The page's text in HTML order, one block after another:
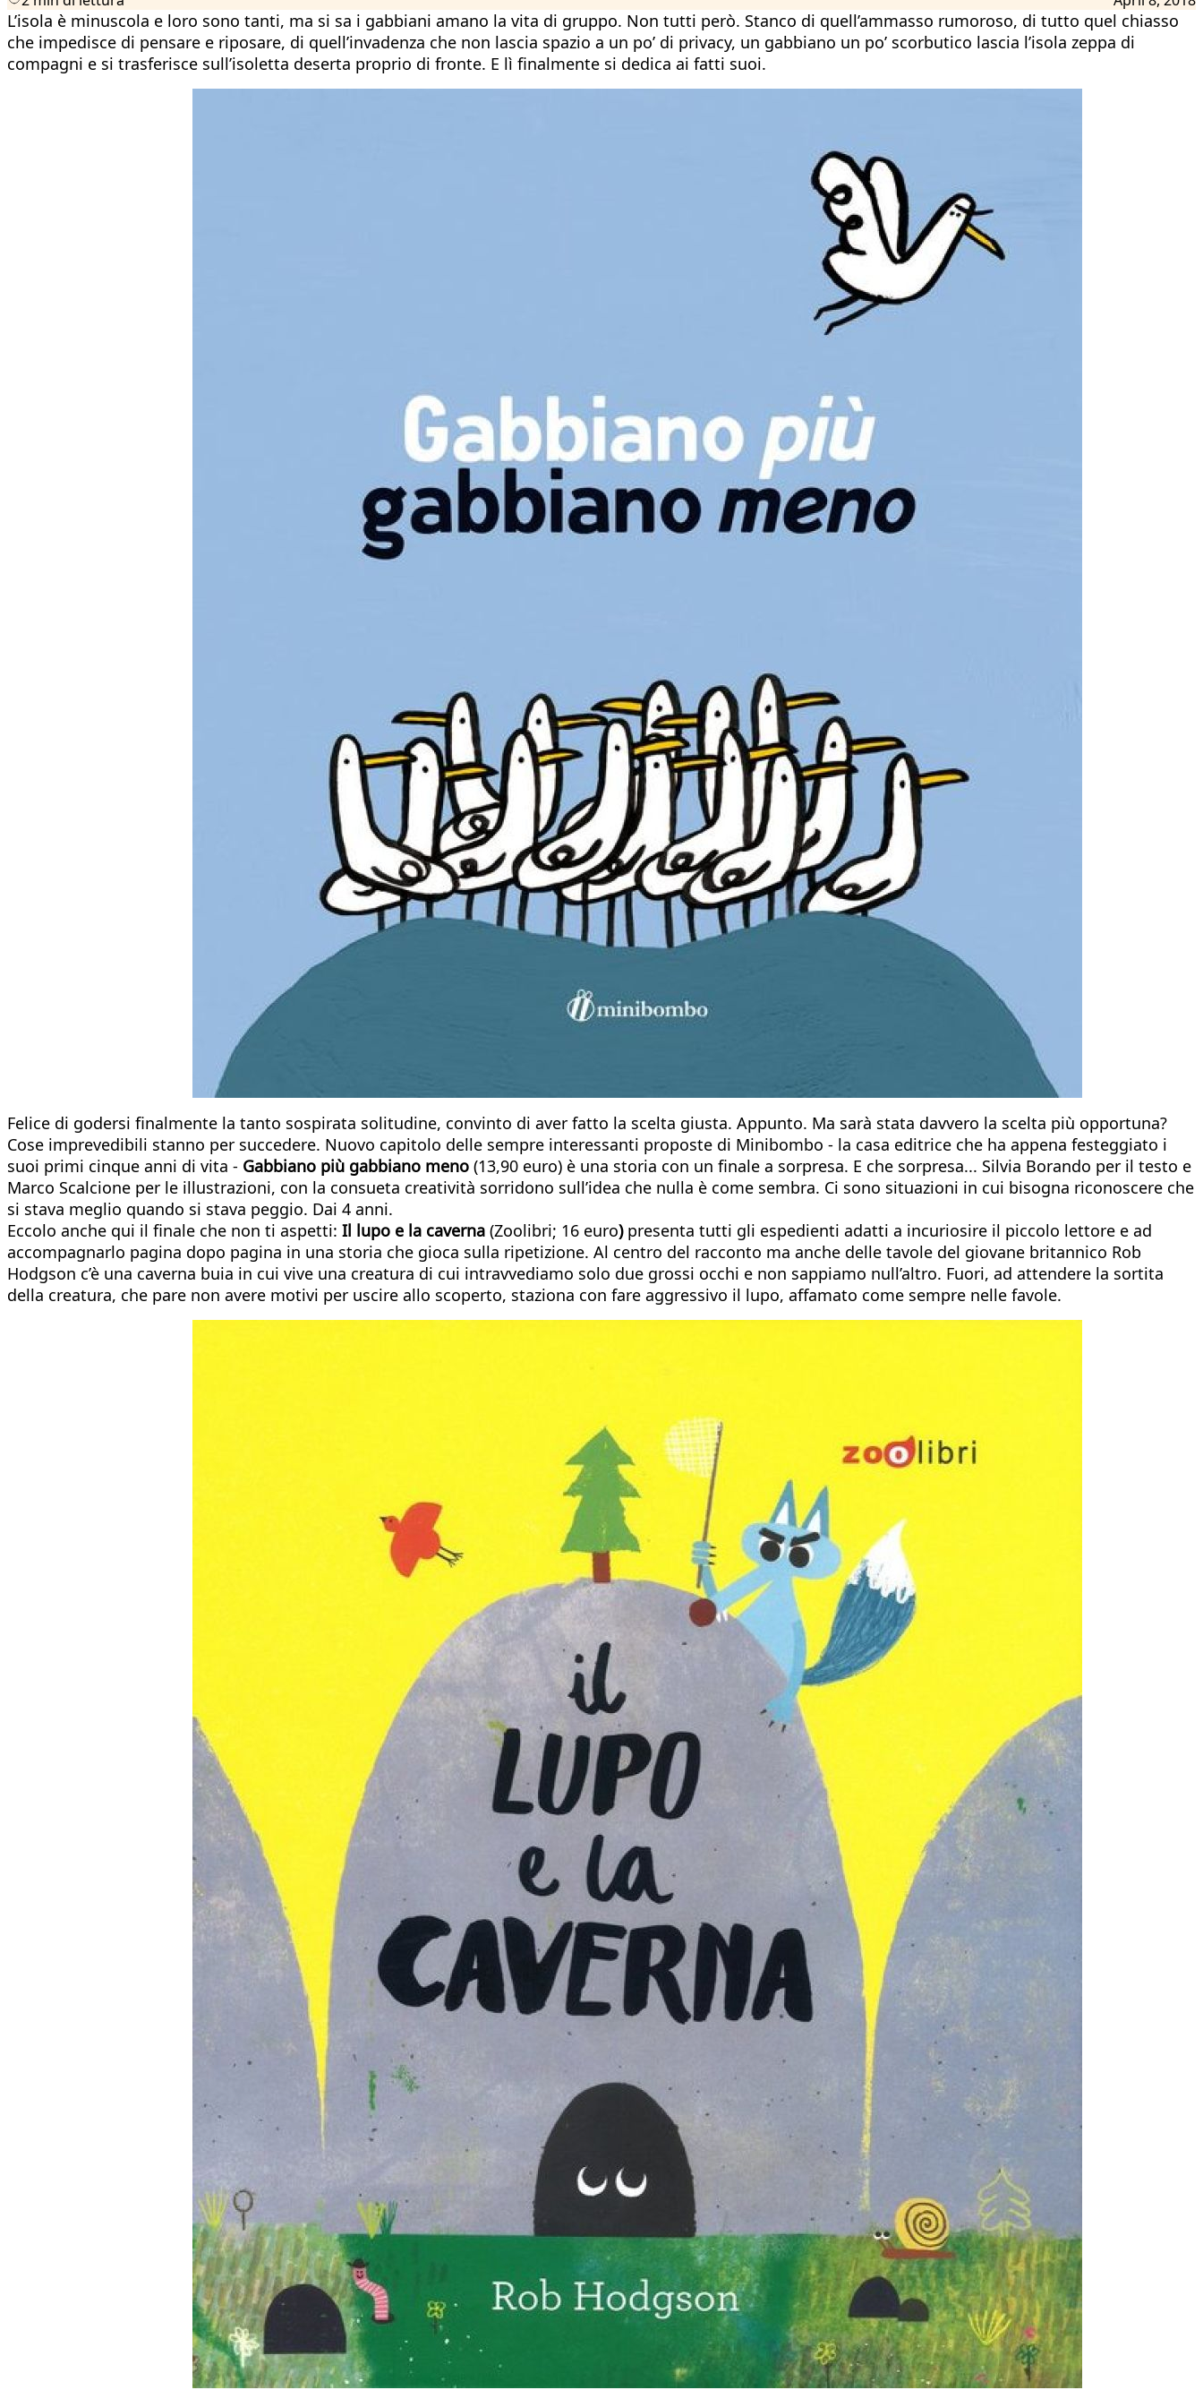
L’isola è minuscola e loro sono tanti, ma si sa i gabbiani amano la vita di gruppo. Non tutti però. Stanco di quell’ammasso rumoroso, di tutto quel chiasso
che impedisce di pensare e riposare, di quell’invadenza che non lascia spazio a un po’ di privacy, un gabbiano un po’ scorbutico lascia l’isola zeppa di
compagni e si trasferisce sull’isoletta deserta proprio di fronte. E lì finalmente si dedica ai fatti suoi.
Felice di godersi finalmente la tanto sospirata solitudine, convinto di aver fatto la scelta giusta. Appunto. Ma sarà stata davvero la scelta più opportuna?
Cose imprevedibili stanno per succedere. Nuovo capitolo delle sempre interessanti proposte di Minibombo - la casa editrice che ha appena festeggiato i
suoi primi cinque anni di vita - Gabbiano più gabbiano meno (13,90 euro) è una storia con un finale a sorpresa. E che sorpresa... Silvia Borando per il testo e
Marco Scalcione per le illustrazioni, con la consueta creatività sorridono sull’idea che nulla è come sembra. Ci sono situazioni in cui bisogna riconoscere che
si stava meglio quando si stava peggio. Dai 4 anni.
Eccolo anche qui il finale che non ti aspetti: Il lupo e la caverna (Zoolibri; 16 euro) presenta tutti gli espedienti adatti a incuriosire il piccolo lettore e ad
accompagnarlo pagina dopo pagina in una storia che gioca sulla ripetizione. Al centro del racconto ma anche delle tavole del giovane britannico Rob
Hodgson c’è una caverna buia in cui vive una creatura di cui intravvediamo solo due grossi occhi e non sappiamo null’altro. Fuori, ad attendere la sortita
della creatura, che pare non avere motivi per uscire allo scoperto, staziona con fare aggressivo il lupo, affamato come sempre nelle favole.